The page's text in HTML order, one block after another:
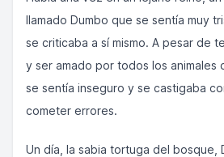
llamado Dumbo que se sentía muy
se criticaba a sí mismo. A pesar de
y ser amado por todos los animales
se sentía inseguro y se castigaba
cometer errores.
Un día, la sabia tortuga del bosque,